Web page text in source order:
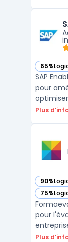
Son
65%
— voir
SAP
pour
peuvent
Plus
90%
— voir
75%
— voir
pour
Plus